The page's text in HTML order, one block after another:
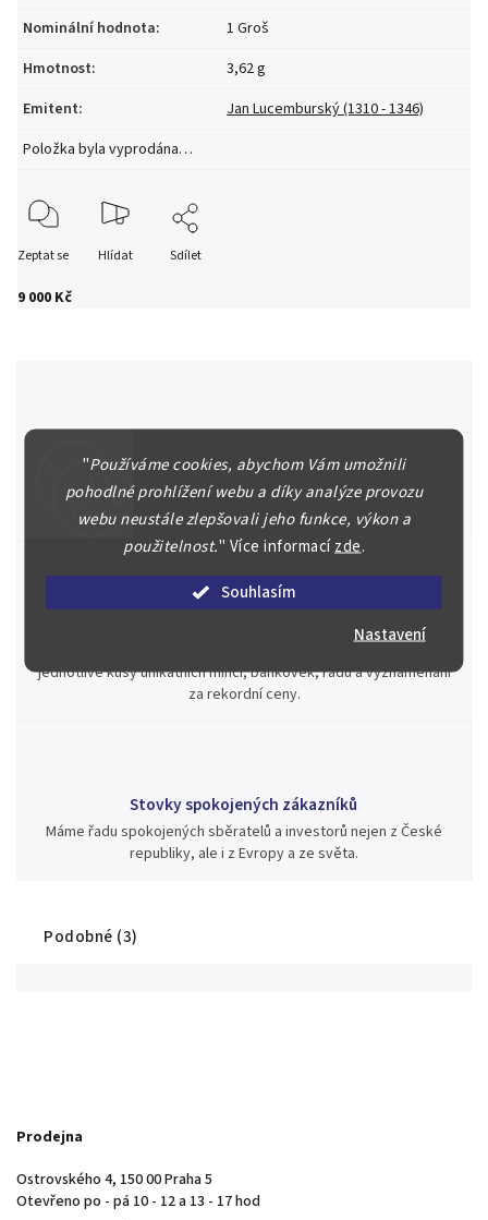
"Používáme cookies, abychom Vám umožnili
pohodlné prohlížení webu a díky analýze provozu
webu neustále zlepšovali jeho funkce, výkon a
použitelnost." Více informacízde.
Souhlasím
Nastavení
9 000 Kč
Nominální hodnota:
1 Groš
Hmotnost:
3,62 g
Emitent:
Jan Lucemburský (1310 - 1346)
Položka byla vyprodána…
Zeptat se Hlídat Sdílet
Náš kolektiv specialistů a znalců se Vám bude plně věnovat.
Posoudíme kvalitu a pravost Vašeho materiálu, prodáme v naší
aukci nebo Vám poradíme kam investovat.
Jsme zde pro Vás nepřetržitě již od roku 2000
jednotlivé kusy unikátních mincí, bankovek, řádů a vyznamenání
za rekordní ceny.
Stovky spokojených zákazníků
Máme řadu spokojených sběratelů a investorů nejen z České
republiky, ale i z Evropy a ze světa.
Podobné (3)
Prodejna
Ostrovského 4, 150 00 Praha 5
Otevřeno po - pá 10 - 12 a 13 - 17 hod